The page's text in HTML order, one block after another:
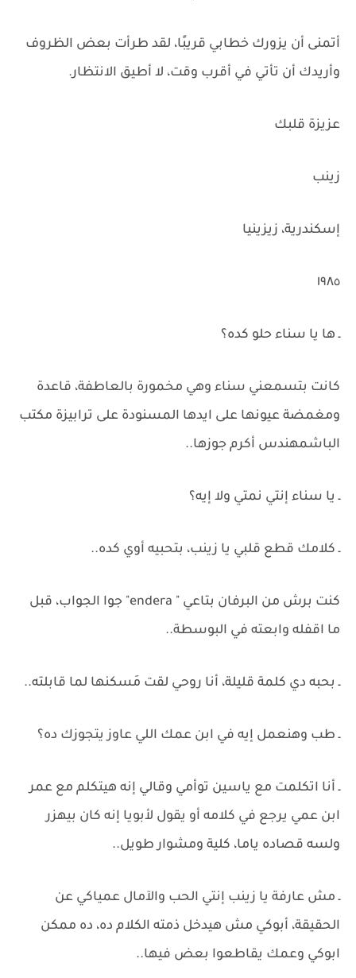
أتمنى أن يزورك خطابي قريبًا، لقد طرأت بعض الظروف
وأريدك أن تأتي في أقرب وقت، لا أطيق الانتظار.
عزيزة قلبك
زينب
إسكندرية، زيزينيا
١٩٨٥
ـ ها يا سناء حلو كده؟
كانت بتسمعني سناء وهي مخمورة بالعاطفة، قاعدة
ومغمضة عيونها على ايدها المسنودة على ترابيزة مكتب
الباشمهندس أكرم جوزها..
ـ يا سناء إنتي نمتي ولا إيه؟
ـ كلامك قطع قلبي يا زينب، بتحبيه أوي كده..
كنت برش من البرفان بتاعي " endera" جوا الجواب، قبل
ما اقفله وابعته في البوسطة..
ـ بحبه دي كلمة قليلة، أنا روحي لقت مَسكنها لما قابلته..
ـ طب وهنعمل إيه في ابن عمك اللي عاوز يتجوزك ده؟
ـ أنا اتكلمت مع ياسين توأمي وقالي إنه هيتكلم مع عمر
ابن عمي يرجع في كلامه أو يقول لأبويا إنه كان بيهزر
ولسه قصاده ياما، كلية ومشوار طويل..
ـ مش عارفة يا زينب إنتي الحب والآمال عمياكي عن
الحقيقة، أبوكي مش هيدخل ذمته الكلام ده، ده ممكن
ابوكي وعمك يقاطعوا بعض فيها..